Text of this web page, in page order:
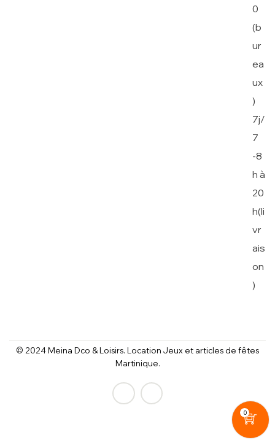
0
(b
ur
ea
ux
)
7j/
7
-8
h à
20
h(li
vr
ais
on
)
© 2024 Meina Dco & Loisirs. Location Jeux et articles de fêtes
Martinique.
0